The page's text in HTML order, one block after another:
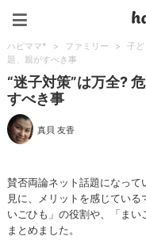
ハピママ* > ファミリー > 子ど
題、親がすべき事
“迷子対策”は万全?
すべき事
真貝 友香
賛否両論ネット話題になっ
見に、メリットを感じてい
いごひも」の役割や、「ま
まとめました。